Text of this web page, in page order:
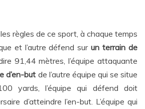
règles de ce sport, à chaque temps
et l’autre défend surun terrain de
91,44 mètres, l’équipe attaquante
d’en-but de l’autre équipe qui se situe
yards, l’équipe qui défend doit
d’atteindre l’en-but. L’équipe qui